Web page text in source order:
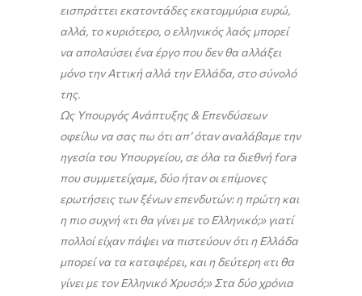
εισπράττει εκατοντάδες εκατομμύρια ευρώ,
αλλά, το κυριότερο, ο ελληνικός λαός μπορεί
να απολαύσει ένα έργο που δεν θα αλλάξει
μόνο την Αττική αλλά την Ελλάδα, στο σύνολό
της.
Ως Υπουργός Ανάπτυξης & Επενδύσεων
οφείλω να σας πω ότι απ’ όταν αναλάβαμε την
ηγεσία του Υπουργείου, σε όλα τα διεθνή fora
που συμμετείχαμε, δύο ήταν οι επίμονες
ερωτήσεις των ξένων επενδυτών: η πρώτη και
η πιο συχνή «τι θα γίνει με το Ελληνικό;» γιατί
πολλοί είχαν πάψει να πιστεύουν ότι η Ελλάδα
μπορεί να τα καταφέρει, και η δεύτερη «τι θα
γίνει με τον Ελληνικό Χρυσό;» Στα δύο χρόνια